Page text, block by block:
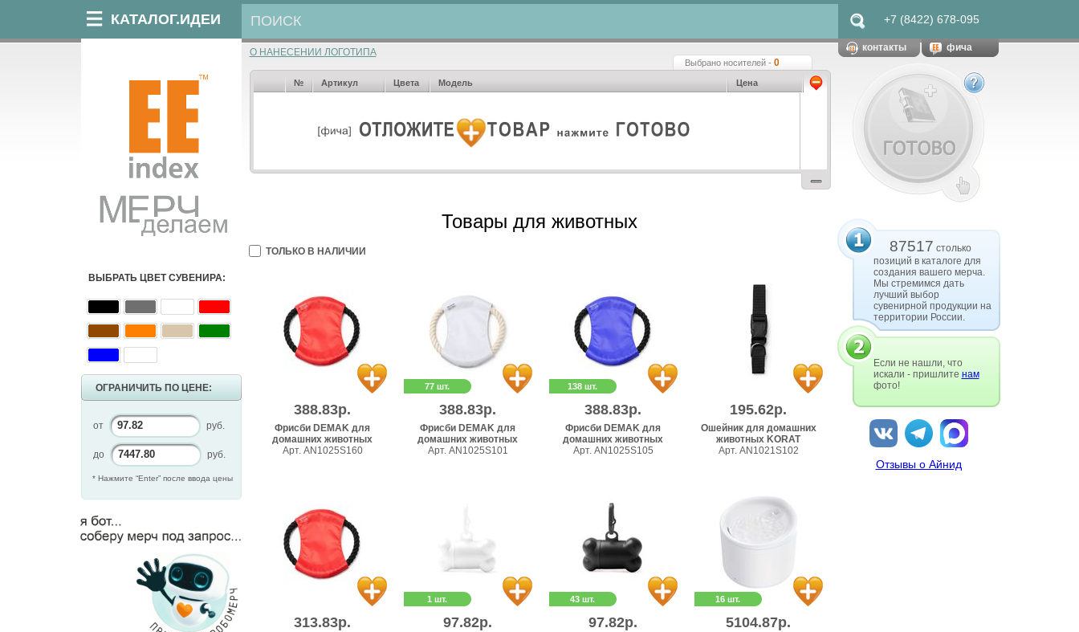
КАТАЛОГ.ИДЕИ +7 (8422) 678-095
ВЫБРАТЬ ЦВЕТ СУВЕНИРА:
ОГРАНИЧИТЬ ПО ЦЕНЕ:
от руб.
до руб.
* Нажмите “Enter” после ввода цены
О НАНЕСЕНИИ ЛОГОТИПА
Выбрано носителей - 0
№ Артикул Цвета Модель Цена
ТОЛЬКО В НАЛИЧИИ
Товары для животных
388.83р.
Фрисби DEMAK для
домашних животных
Арт. AN1025S160
77 шт.
388.83р.
Фрисби DEMAK для
домашних животных
Арт. AN1025S101
138 шт.
388.83р.
Фрисби DEMAK для
домашних животных
Арт. AN1025S105
195.62р.
Ошейник для домашних
животных KORAT
Арт. AN1021S102
313.83р.
1 шт.
97.82р.
43 шт.
97.82р.
16 шт.
5104.87р.
контакты фича
87517 столько
позиций в каталоге для
создания вашего мерча.
Мы стремимся дать
лучший выбор
сувенирной продукции на
территории России.
Если не нашли, что
искали - пришлите нам
фото!
Отзывы о Айнид